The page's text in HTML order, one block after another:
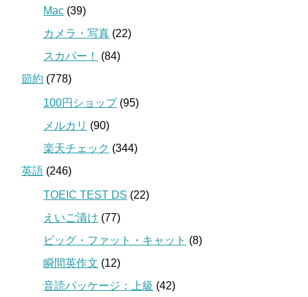
Mac (39)
カメラ・写真 (22)
スカパー！
(84)
節約 (778)
100円ショップ(95)
メルカリ (90)
楽天チェック (344)
英語 (246)
TOEIC TEST DS (22)
えいご漬け (77)
ビッグ・ファット・キャット (8)
瞬間英作文 (12)
音読パッケージ：上級 (42)